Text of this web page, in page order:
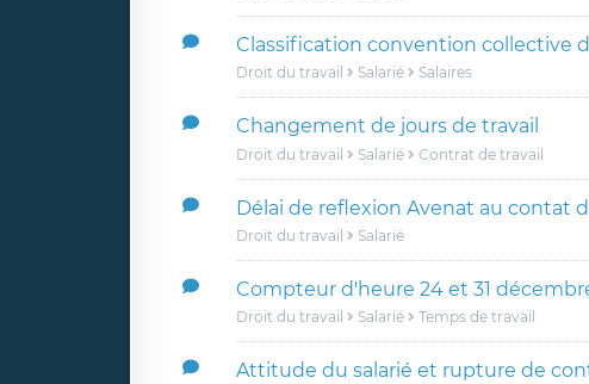
Classification convention collective
Droit du travail Salarié Salaires
Changement de jours de travail
Droit du travail Salarié Contrat de travail
Délai de reflexion Avenat au contat
Droit du travail Salarié
Compteur d'heure 24 et 31
Droit du travail Salarié Temps de travail
Attitude du salarié et rupture de